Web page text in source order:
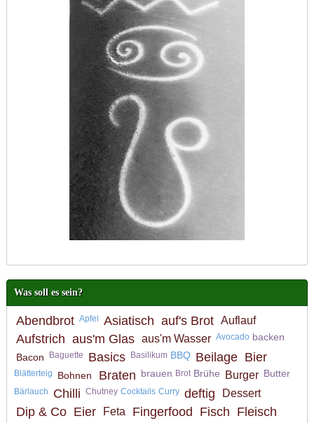
Was soll es sein?
Abendbrot Apfel Asiatisch auf's Brot Auflauf
Aufstrich aus'm Glas aus'm Wasser Avocado backen
Bacon
Baguette Basics Basilikum BBQ Beilage Bier
Blätterteig Bohnen Braten brauen Brot Brühe Burger Butter
Bärlauch Chilli Chutney Cocktails Curry deftig Dessert
Dip & Co Eier Feta Fingerfood Fisch Fleisch